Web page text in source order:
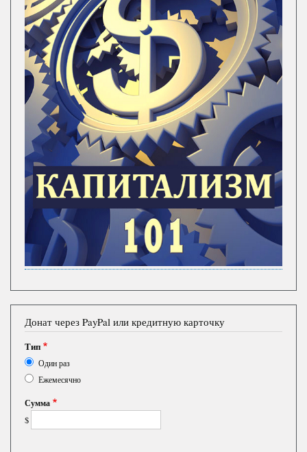
Донат через PayPal или кредитную карточку
Тип
Один раз
Ежемесячно
Сумма
$